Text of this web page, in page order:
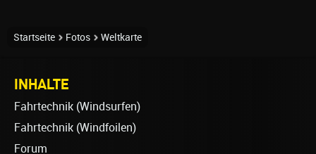
Startseite Fotos Weltkarte
INHALTE
Fahrtechnik (Windsurfen)
Fahrtechnik (Windfoilen)
Forum